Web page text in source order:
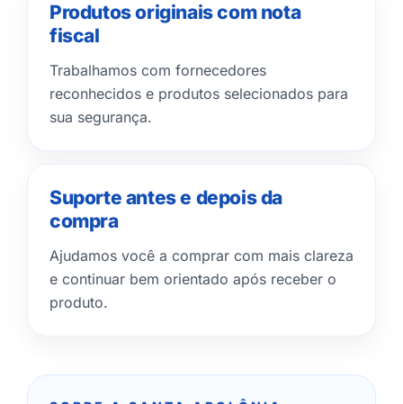
Produtos originais com nota
fiscal
Trabalhamos com fornecedores
reconhecidos e produtos selecionados para
sua segurança.
Suporte antes e depois da
compra
Ajudamos você a comprar com mais clareza
e continuar bem orientado após receber o
produto.